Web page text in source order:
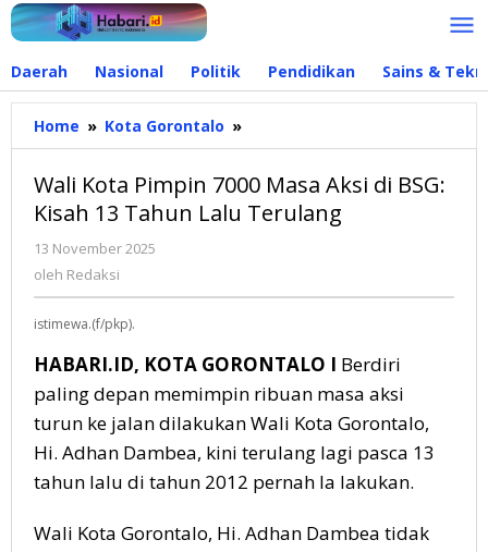
Lewati
ke
Daerah Nasional Politik Pendidikan Sains &
Home » Kota Gorontalo »
Kota
7000
Masa
Tahun
Lalu
Terulang
Wali Kota Pimpin 7000 Masa Aksi di BSG:
Kisah 13 Tahun Lalu Terulang
13 November 2025
oleh Redaksi
istimewa.(f/pkp).
HABARI.ID, KOTA GORONTALO I Berdiri
paling depan memimpin ribuan masa aksi
turun ke jalan dilakukan Wali Kota Gorontalo,
Hi. Adhan Dambea, kini terulang lagi pasca 13
tahun lalu di tahun 2012 pernah Ia lakukan.
Wali Kota Gorontalo, Hi. Adhan Dambea tidak